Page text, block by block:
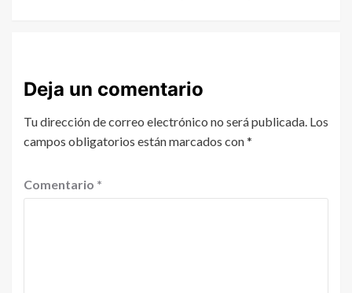
Deja un comentario
Tu dirección de correo electrónico no será publicada. Los
campos obligatorios están marcados con*
Comentario *